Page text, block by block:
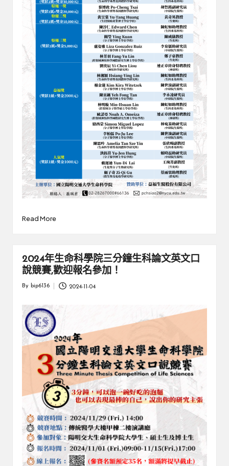
Read More
2024年生命科學院三分鐘生科論文英文口
說競賽,歡迎報名參加！
Posted
By bip6136 2024-11-04